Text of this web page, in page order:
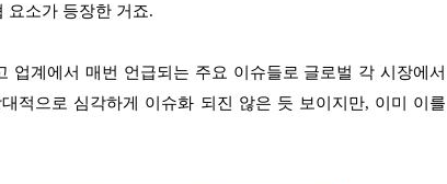
요소가 등장한 거죠.
업계에서 매번 언급되는 주요 이슈들로 글로벌 각 시장에서
적으로 심각하게 이슈화 되진 않은 듯 보이지만, 이미 이를